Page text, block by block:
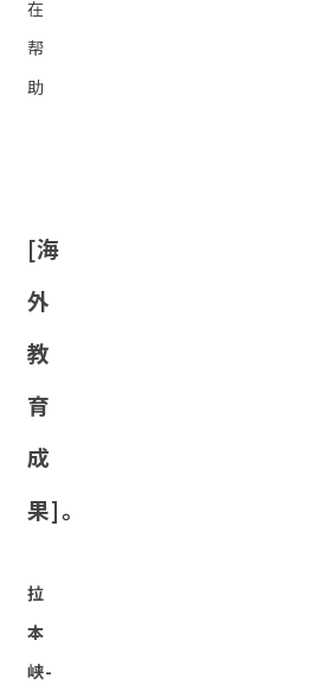
在
帮
助
[海
外
教
育
成
果]。
拉
本
峡-